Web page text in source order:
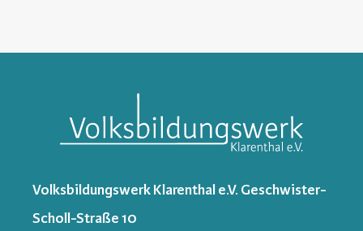
Volksbildungswerk Klarenthal e.V. Geschwister-
Scholl-Straße 10